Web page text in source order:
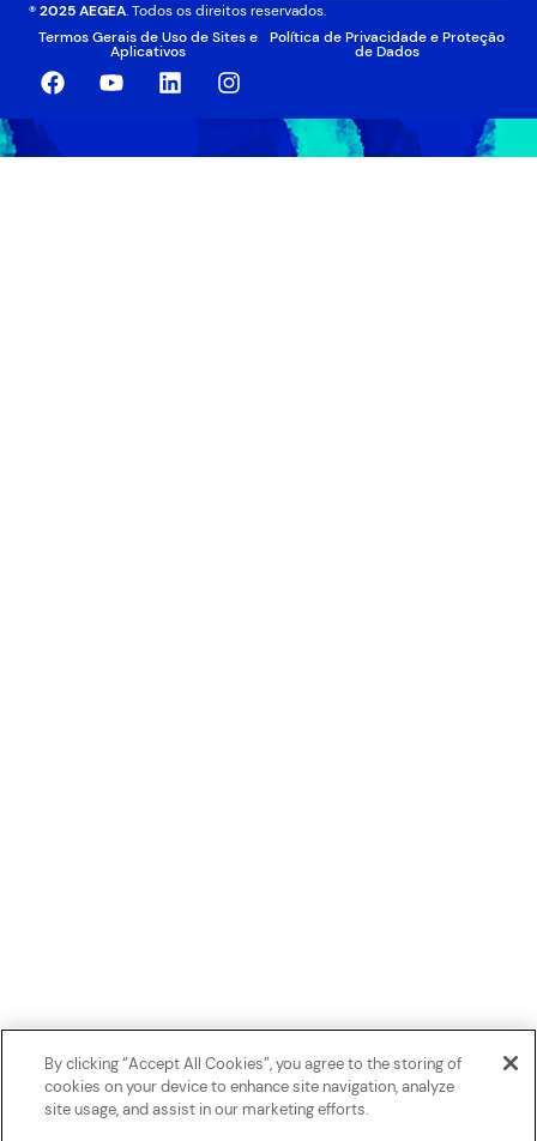
® 2025 AEGEA. Todos os direitos reservados.
Termos Gerais de Uso de Sites e
Aplicativos
Política de Privacidade e Proteção
de Dados
By clicking “Accept All Cookies”, you agree to the storing of
cookies on your device to enhance site navigation, analyze
site usage, and assist in our marketing efforts.